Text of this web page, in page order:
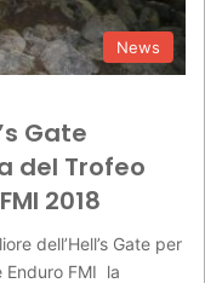
News
Gate
del Trofeo
2018
dell’Hell’s Gate per
Enduro FMI la